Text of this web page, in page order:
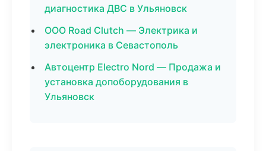
диагностика ДВС в Ульяновск
ООО Road Clutch — Электрика и
электроника в Севастополь
Автоцентр Electro Nord — Продажа и
установка допоборудования в
Ульяновск